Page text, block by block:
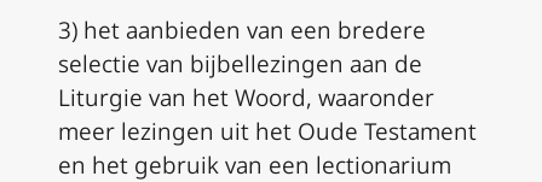
3) het aanbieden van een bredere
selectie van bijbellezingen aan de
Liturgie van het Woord, waaronder
meer lezingen uit het Oude Testament
en het gebruik van een lectionarium